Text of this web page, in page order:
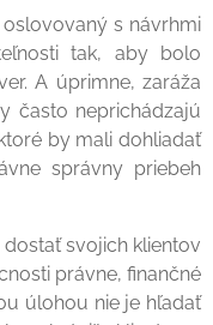
s návrhmi
tak, aby bolo
A úprimne, zaráža
často neprichádzajú
by mali dohliadať
správny priebeh
svojich klientov
právne, finančné
úlohou nie je hľadať